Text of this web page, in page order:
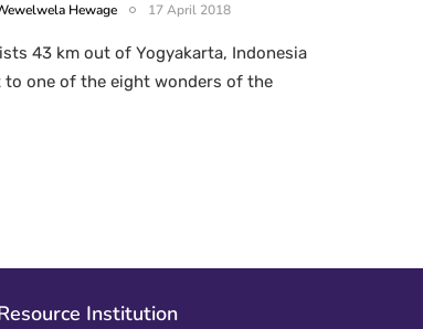
Hewage 17 April 2018
43 km out of Yogyakarta, Indonesia
one of the eight wonders of the
Institution